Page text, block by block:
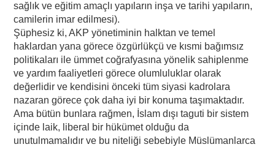
sağlık ve eğitim amaçlı yapıların inşa ve tarihi yapıların,
camilerin imar edilmesi).
Şüphesiz ki, AKP yönetiminin halktan ve temel
haklardan yana görece özgürlükçü ve kısmi bağımsız
politikaları ile ümmet coğrafyasına yönelik sahiplenme
ve yardım faaliyetleri görece olumluluklar olarak
değerlidir ve kendisini önceki tüm siyasi kadrolara
nazaran görece çok daha iyi bir konuma taşımaktadır.
Ama bütün bunlara rağmen, İslam dışı taguti bir sistem
içinde laik, liberal bir hükümet olduğu da
unutulmamalıdır ve bu niteliği sebebiyle Müslümanlarca